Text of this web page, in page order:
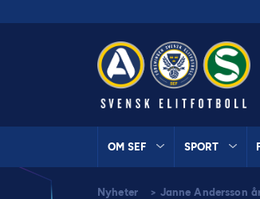
OM SEF SPORT
Nyheter > Janne Andersson